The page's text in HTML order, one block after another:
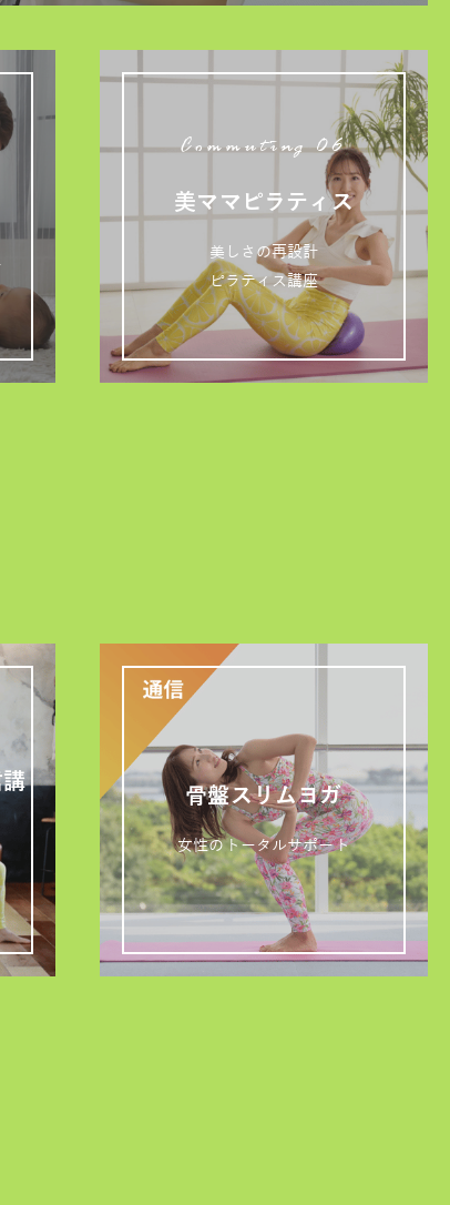
Commuting 06
美ママピラティス
美しさの再設計
ピラティス講座
骨盤スリムヨガ
女性のトータルサポート